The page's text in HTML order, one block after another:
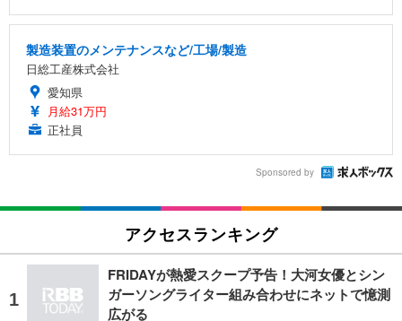
製造装置のメンテナンスなど/工場/製造
日総工産株式会社
愛知県
月給31万円
正社員
Sponsored by
アクセスランキング
FRIDAYが熱愛スクープ予告！大河女優とシン
ガーソングライター組み合わせにネットで憶測
広がる